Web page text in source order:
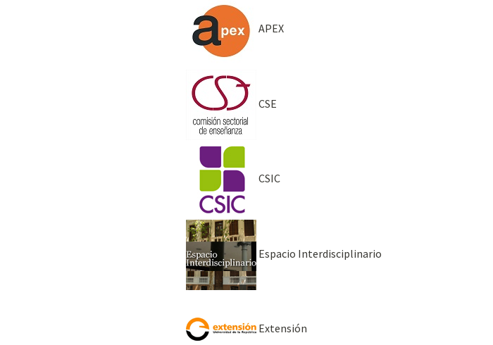
APEX
CSE
CSIC
Espacio Interdisciplinario
Extensión